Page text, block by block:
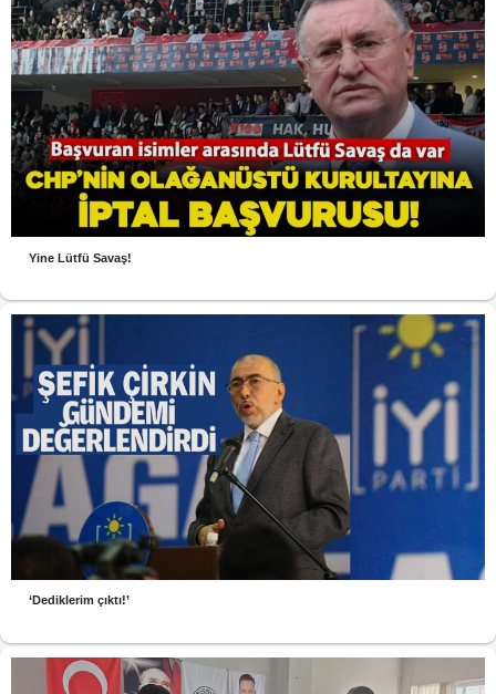
Yine Lütfü Savaş!
‘Dediklerim çıktı!’